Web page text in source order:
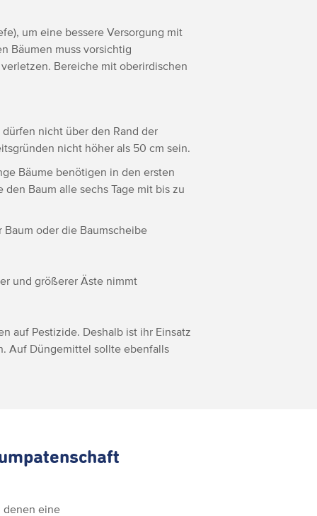
um eine bessere Versorgung mit
Bäumen muss vorsichtig
Bereiche mit oberirdischen
nicht über den Rand der
nicht höher als 50 cm sein.
Bäume benötigen in den ersten
Baum alle sechs Tage mit bis zu
Baum oder die Baumscheibe
und größerer Äste nimmt
auf Pestizide. Deshalb ist ihr Einsatz
Auf Düngemittel sollte ebenfalls
denen eine